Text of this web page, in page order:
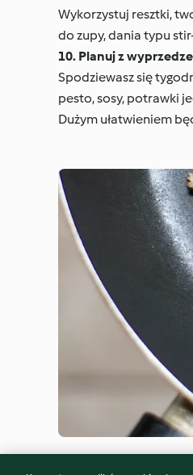
Wykorzystuj resztki,
do zupy, dania typu
10. Planuj z
Spodziewasz się
pesto, sosy, potrawki
Dużym ułatwieniem